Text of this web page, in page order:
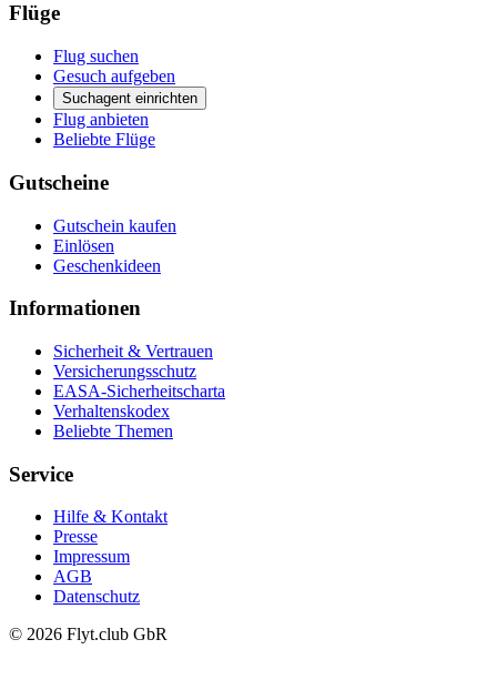
Flüge
Flug suchen
Gesuch aufgeben
Suchagent einrichten
Flug anbieten
Beliebte Flüge
Gutscheine
Gutschein kaufen
Einlösen
Geschenkideen
Informationen
Sicherheit & Vertrauen
Versicherungsschutz
EASA-Sicherheitscharta
Verhaltenskodex
Beliebte Themen
Service
Hilfe & Kontakt
Presse
Impressum
AGB
Datenschutz
© 2026 Flyt.club GbR